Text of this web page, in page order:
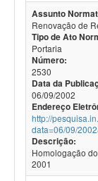
Assunto
Renovação de
Tipo de Ato
Portaria
Número:
2530
Data da
06/09/2002
Endereço
http://
data=06/09/
Descrição:
Homologação
2001